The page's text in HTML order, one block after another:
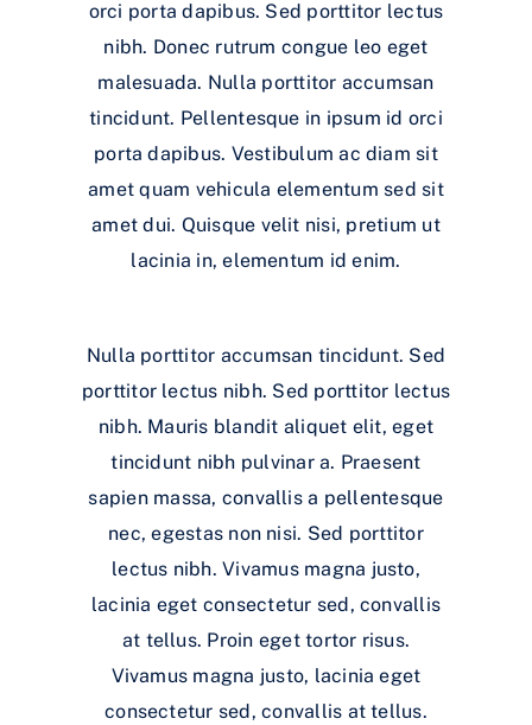
orci porta dapibus. Sed porttitor lectus
nibh. Donec rutrum congue leo eget
malesuada. Nulla porttitor accumsan
tincidunt. Pellentesque in ipsum id orci
porta dapibus. Vestibulum ac diam sit
amet quam vehicula elementum sed sit
amet dui. Quisque velit nisi, pretium ut
lacinia in, elementum id enim.
Nulla porttitor accumsan tincidunt. Sed
porttitor lectus nibh. Sed porttitor lectus
nibh. Mauris blandit aliquet elit, eget
tincidunt nibh pulvinar a. Praesent
sapien massa, convallis a pellentesque
nec, egestas non nisi. Sed porttitor
lectus nibh. Vivamus magna justo,
lacinia eget consectetur sed, convallis
at tellus. Proin eget tortor risus.
Vivamus magna justo, lacinia eget
consectetur sed, convallis at tellus.